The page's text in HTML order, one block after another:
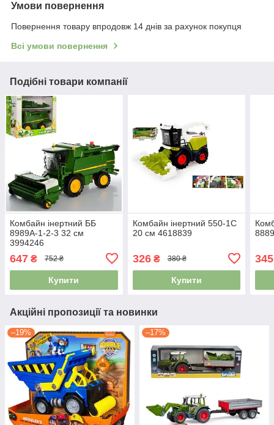
Умови повернення
Повернення товару впродовж 14 днів за рахунок покупця
Всі умови повернення
Подібні товари компанії
Комбайн інертний ББ
8989A-1-2-3 32 см
3994246
647 ₴ 752 ₴
Купити
Комбайн інертний 550-1C
20 см 4618839
326₴ 380 ₴
Купити
345
Акційні пропозиції та новинки
–19% –17%